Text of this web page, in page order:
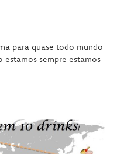
para quase todo mundo
estamos sempre estamos